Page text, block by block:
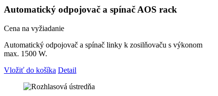
Automatický odpojovač a spínač AOS rack
Cena na vyžiadanie
Automatický odpojovač a spínač linky k zosilňovaču s výkonom
max. 1500 W.
Vložiť do košíka Detail